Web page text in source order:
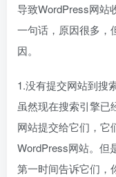
导致WordPress网站
一句话，原因很多，
因。
1.没有提交网站到搜
虽然现在搜索引擎已
网站提交给它们，它
WordPress网站。但
第一时间告诉它们，